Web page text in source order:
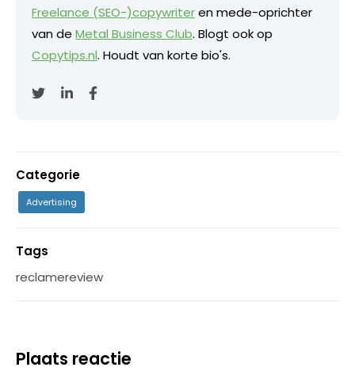
Freelance (SEO-)copywriteren mede-oprichter
van de Metal Business Club. Blogt ook op
Copytips.nl. Houdt van korte bio's.
Categorie
Advertising
Tags
reclamereview
Plaats reactie